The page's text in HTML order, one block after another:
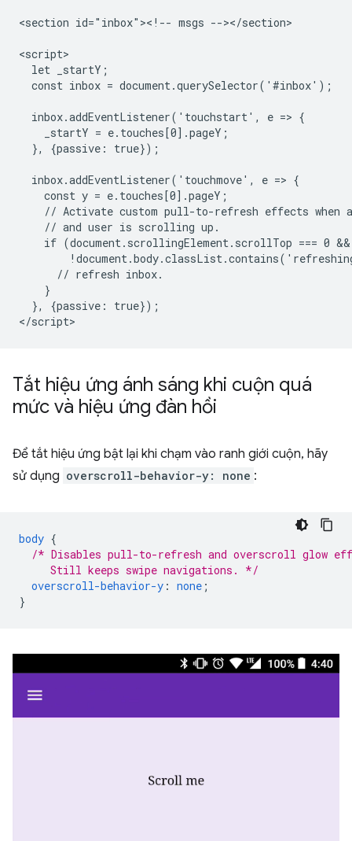
<section id="inbox"><!-- msgs --></section>
<script>
  let _startY;
  const inbox = document.querySelector('#inbox');
  inbox.addEventListener('touchstart', e => {
    _startY = e.touches[0].pageY;
  }, {passive: true});
  inbox.addEventListener('touchmove', e => {
    const y = e.touches[0].pageY;
// Activate custom pull-to-refresh effects when
    // and user is scrolling up.
if (document.scrollingElement.scrollTop === 0
      // refresh inbox.
    }
  }, {passive: true});
Tắt hiệu ứng ánh sáng khi cuộn quá
mức và hiệu ứng đàn hồi
Để tắt hiệu ứng bật lại khi chạm vào ranh giới cuộn, hãy
sử dụng overscroll-behavior-y: none :
body {
/* Disables pull-to-refresh and overscroll glow
     Still keeps swipe navigations. */
overscroll-behavior-y : none ;
}